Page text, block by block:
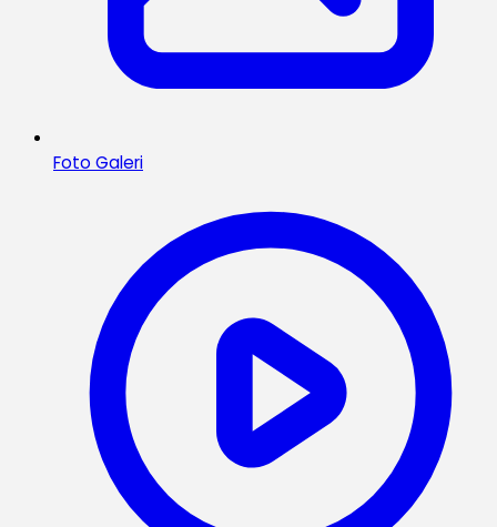
Foto Galeri